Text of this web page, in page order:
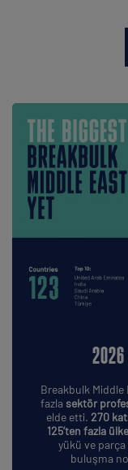
2026
Breakbulk Middle
fazla sektör
elde etti. 270
125’ten fazla
yükü ve
buluşma